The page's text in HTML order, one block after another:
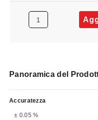
Panoramica del
Accuratezza
± 0.05 %